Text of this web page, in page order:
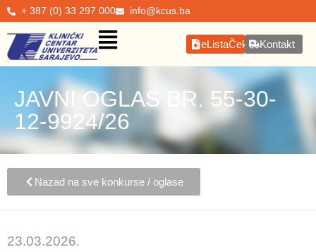
+ 387 (0) 33 297 000 info@kcus.ba
eListaČekanjaKontakt
JAVNI OGLAS BR. 55-30-
12-9924/26
Nazad na sve konkurse / oglase
23.03.2026.